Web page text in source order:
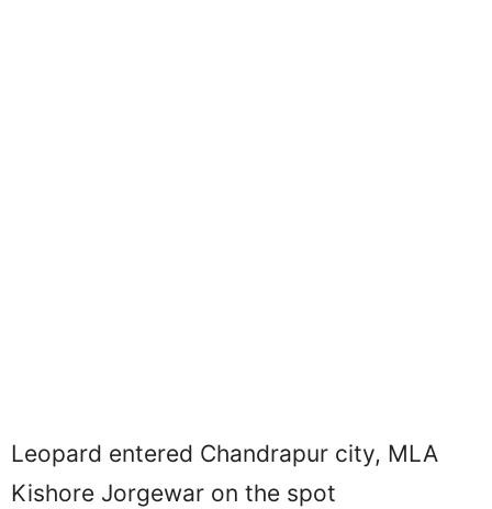
Leopard entered Chandrapur city, MLA
Kishore Jorgewar on the spot